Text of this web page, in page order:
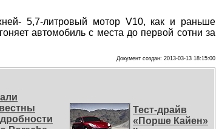
5,7-литровый мотор V10, как и раньше
автомобиль с места до первой сотни за
Документ создан: 2013-03-13 18:15:00
Тест-драйв
«Порше Кайен»